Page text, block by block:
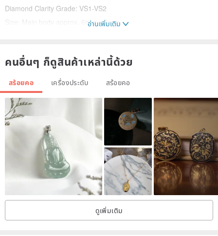
Diamond Clarity Grade: VS1-VS2
Size: Main body approx. 6mm x 6mm
* Size may have a margin of error of 0.5-1cm due to different
measurement methods.
* All K gold jewelry is Solid Gold (K SG).
* All products in the store can be customized. If you wish to order
different lengths or styles in 18K or 9K, please feel free to contact
| Order & Shipping |
อ่านเพิ่มเติม
คนอื่นๆ ก็ดูสินค้าเหล่านี้ด้วย
สร้อยคอ เครื่องประดับ สร้อยคอ
ดูเพิ่มเติม